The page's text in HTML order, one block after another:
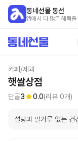
동네선물 동선
앱에서 더 많은 혜택을
카페/제과
햇쌀상점
단골3 0.0(리뷰 0개)
설탕과 밀가루 없는 건